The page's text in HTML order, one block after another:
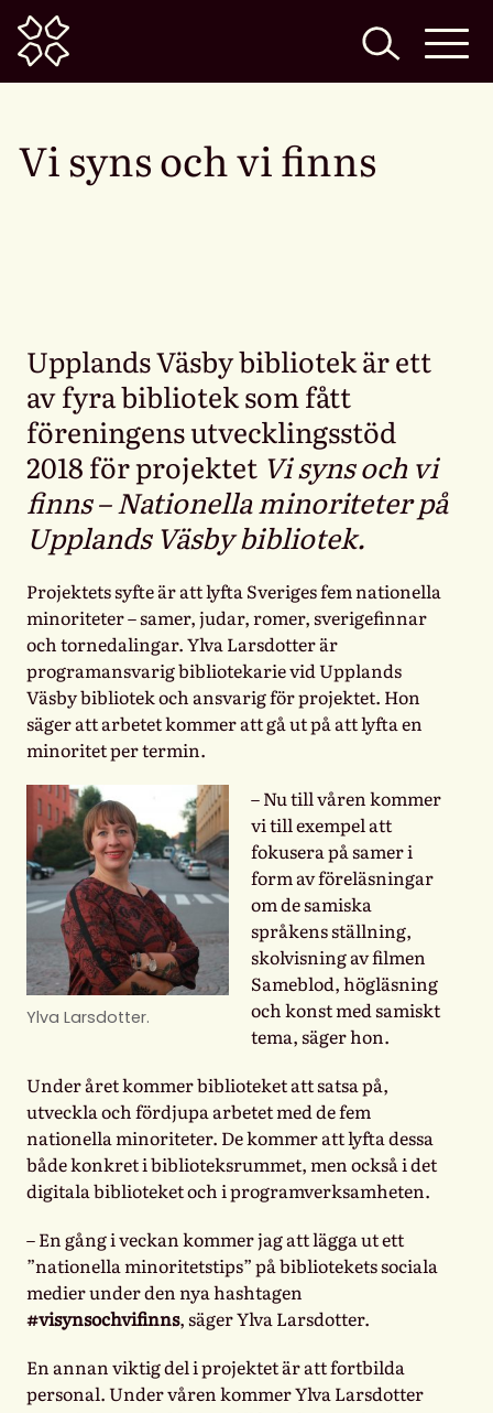
Home
Vi syns och vi finns
Upplands Väsby bibliotek är ett
av fyra bibliotek som fått
föreningens utvecklingsstöd
2018 för projektet Vi syns och vi
finns – Nationella minoriteter på
Upplands Väsby bibliotek.
Projektets syfte är att lyfta Sveriges fem nationella
minoriteter – samer, judar, romer, sverigefinnar
och tornedalingar. Ylva Larsdotter är
programansvarig bibliotekarie vid Upplands
Väsby bibliotek och ansvarig för projektet. Hon
säger att arbetet kommer att gå ut på att lyfta en
minoritet per termin.
Ylva Larsdotter.
– Nu till våren kommer
vi till exempel att
fokusera på samer i
form av föreläsningar
om de samiska
språkens ställning,
skolvisning av filmen
Sameblod, högläsning
och konst med samiskt
tema, säger hon.
Under året kommer biblioteket att satsa på,
utveckla och fördjupa arbetet med de fem
nationella minoriteter. De kommer att lyfta dessa
både konkret i biblioteksrummet, men också i det
digitala biblioteket och i programverksamheten.
– En gång i veckan kommer jag att lägga ut ett
”nationella minoritetstips” på bibliotekets sociala
medier under den nya hashtagen
#visynsochvifinns, säger Ylva Larsdotter.
En annan viktig del i projektet är att fortbilda
personal. Under våren kommer Ylva Larsdotter